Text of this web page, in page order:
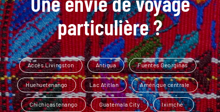
particulière ?
Accès Livingston Antigua Fuentes Georginas
Huehuetenango Lac Atitlan Amérique centrale
Chichicastenango Guatemala City Iximché